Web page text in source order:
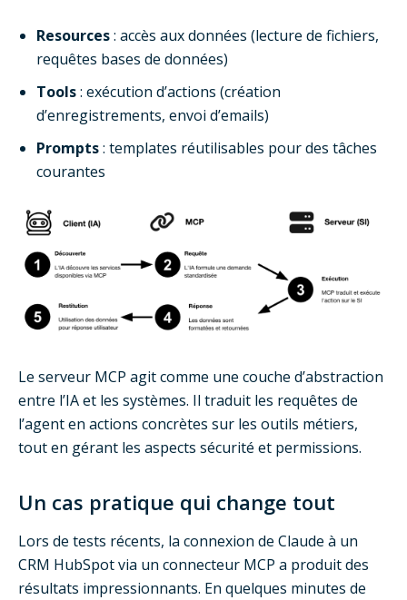
Resources: accès aux données (lecture de fichiers,
requêtes bases de données)
Tools: exécution d’actions (création
d’enregistrements, envoi d’emails)
Prompts: templates réutilisables pour des tâches
courantes
Le serveur MCP agit comme une couche d’abstraction
entre l’IA et les systèmes. Il traduit les requêtes de
l’agent en actions concrètes sur les outils métiers,
tout en gérant les aspects sécurité et permissions.
Un cas pratique qui change tout
Lors de tests récents, la connexion de Claude à un
CRM HubSpot via un connecteur MCP a produit des
résultats impressionnants. En quelques minutes de